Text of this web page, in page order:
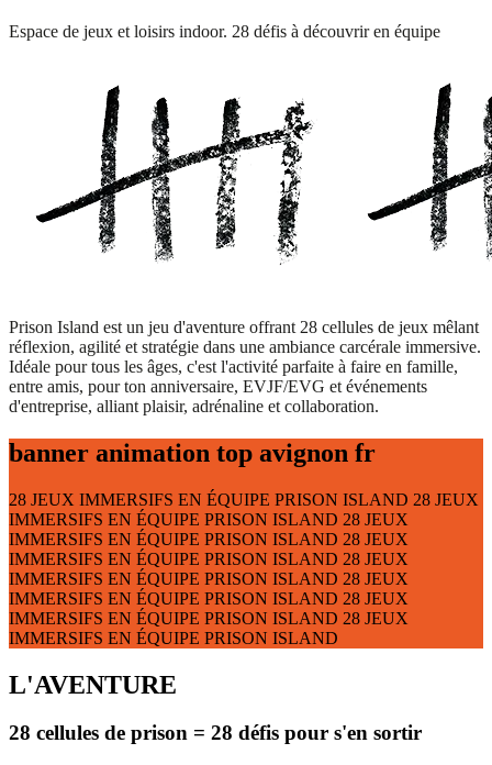
Espace de jeux et loisirs indoor. 28 défis à découvrir en équipe
Prison Island est un jeu d'aventure offrant 28 cellules de jeux mêlant
réflexion, agilité et stratégie dans une ambiance carcérale immersive.
Idéale pour tous les âges, c'est l'activité parfaite à faire en famille,
entre amis, pour ton anniversaire, EVJF/EVG et événements
d'entreprise, alliant plaisir, adrénaline et collaboration.
banner animation top avignon fr
28 JEUX IMMERSIFS EN ÉQUIPE PRISON ISLAND 28 JEUX
IMMERSIFS EN ÉQUIPE PRISON ISLAND 28 JEUX
IMMERSIFS EN ÉQUIPE PRISON ISLAND 28 JEUX
IMMERSIFS EN ÉQUIPE PRISON ISLAND 28 JEUX
IMMERSIFS EN ÉQUIPE PRISON ISLAND 28 JEUX
IMMERSIFS EN ÉQUIPE PRISON ISLAND 28 JEUX
IMMERSIFS EN ÉQUIPE PRISON ISLAND 28 JEUX
IMMERSIFS EN ÉQUIPE PRISON ISLAND
L'AVENTURE
28 cellules de prison = 28 défis pour s'en sortir